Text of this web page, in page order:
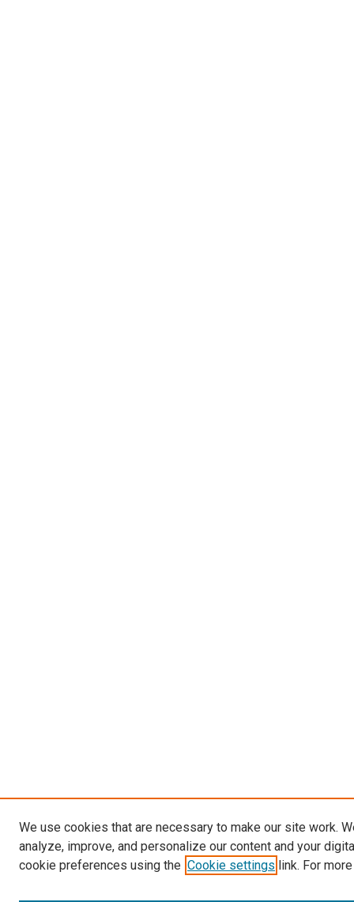
We use cookies that are necessary to make our site work.
analyze, improve, and personalize our content and your
cookie preferences using the Cookie settings link. For